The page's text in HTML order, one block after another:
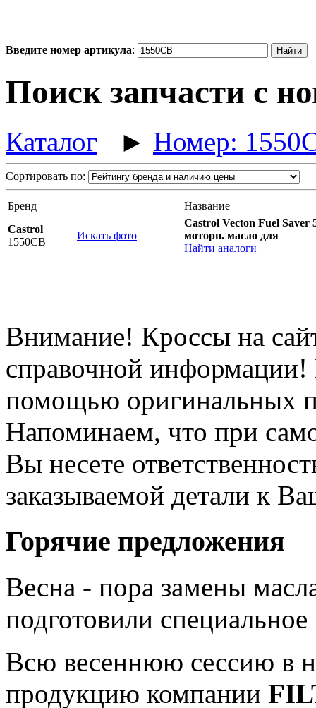
Введите номер артикула:
Поиск запчасти с
Каталог ► Номер:
Сортировать по:
Бренд
Название
Castrol
1550CB
Искать фото
Castrol Vecton Fuel Saver
моторн. масло для
Найти аналоги
Внимание! Кроссы на
справочной информации!
помощью оригинальных
Напоминаем, что при
Вы несете
заказываемой детали к
Горячие предложения
Весна - пора замены
подготовили
Всю весеннюю сессию в
продукцию компании